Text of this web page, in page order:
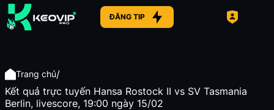
ĐĂNG TIP
Trang chủ/
Kết quả trực tuyến Hansa Rostock II vs SV Tasmania
Berlin, livescore, 19:00 ngày 15/02